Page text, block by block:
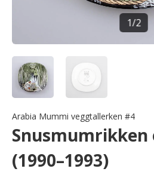
1/2
Arabia Mummi veggtallerken #4
Snusmumrikken
(1990–1993)